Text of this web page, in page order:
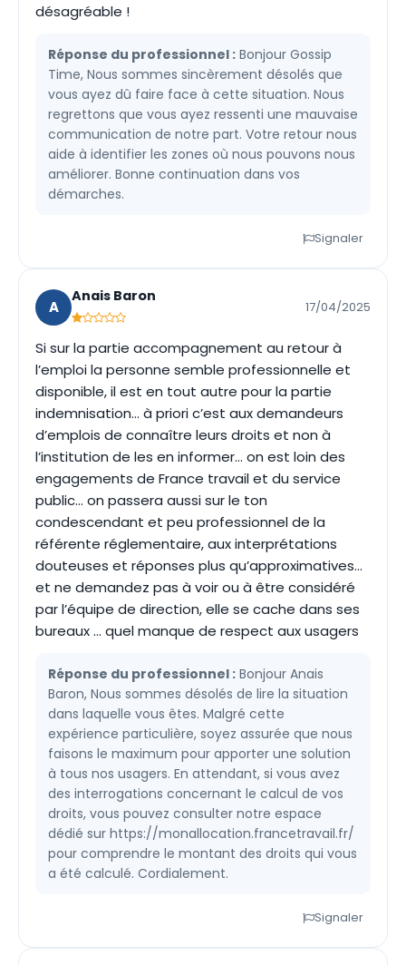
désagréable !
Réponse du professionnel : Bonjour Gossip
Time, Nous sommes sincèrement désolés que
vous ayez dû faire face à cette situation. Nous
regrettons que vous ayez ressenti une mauvaise
communication de notre part. Votre retour nous
aide à identifier les zones où nous pouvons nous
améliorer. Bonne continuation dans vos
démarches.
Signaler
A
Anais Baron
17/04/2025
Si sur la partie accompagnement au retour à
l’emploi la personne semble professionnelle et
disponible, il est en tout autre pour la partie
indemnisation… à priori c’est aux demandeurs
d’emplois de connaître leurs droits et non à
l’institution de les en informer… on est loin des
engagements de France travail et du service
public… on passera aussi sur le ton
condescendant et peu professionnel de la
référente réglementaire, aux interprétations
douteuses et réponses plus qu’approximatives…
et ne demandez pas à voir ou à être considéré
par l’équipe de direction, elle se cache dans ses
bureaux … quel manque de respect aux usagers
Réponse du professionnel : Bonjour Anais
Baron, Nous sommes désolés de lire la situation
dans laquelle vous êtes. Malgré cette
expérience particulière, soyez assurée que nous
faisons le maximum pour apporter une solution
à tous nos usagers. En attendant, si vous avez
des interrogations concernant le calcul de vos
droits, vous pouvez consulter notre espace
dédié sur https://monallocation.francetravail.fr/
pour comprendre le montant des droits qui vous
a été calculé. Cordialement.
Signaler